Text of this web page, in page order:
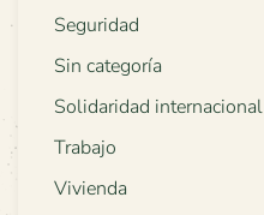
Seguridad
Sin categoría
Solidaridad internacional
Trabajo
Vivienda